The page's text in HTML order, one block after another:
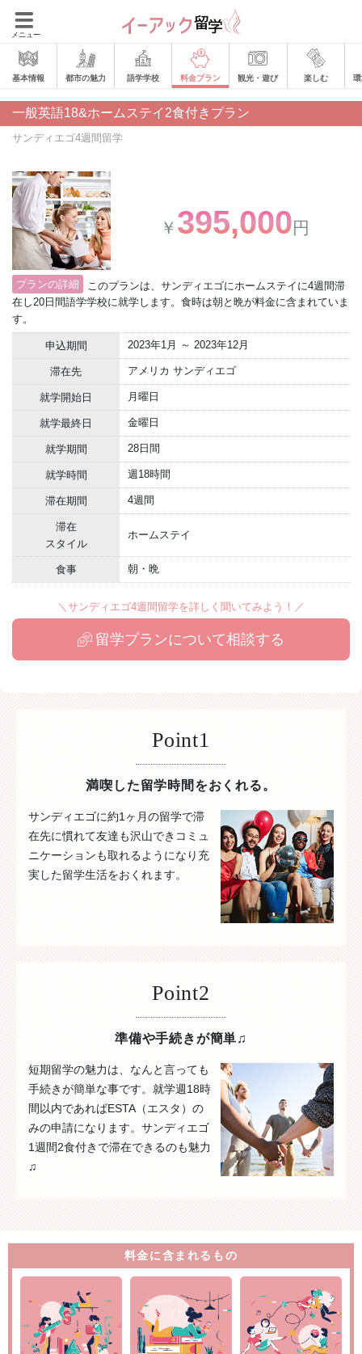
メニュー
基本情報 都市の魅力 語学学校 料金プラン 観光・遊び 楽しむ
一般英語18&ホームステイ2食付きプラン
サンディエゴ4週間留学
￥ 395,000円
プランの詳細
このプランは、サンディエゴにホームステイに4週間滞
在し20日間語学学校に就学します。食時は朝と晩が料金に含まれていま
す。
申込期間 2023年1月 ～ 2023年12月
滞在先 アメリカ サンディエゴ
就学開始日 月曜日
就学最終日 金曜日
就学期間 28日間
就学時間 週18時間
滞在期間 4週間
滞在
スタイル
ホームステイ
食事 朝・晩
＼サンディエゴ4週間留学を詳しく聞いてみよう！／
留学プランについて相談する
Point1
満喫した留学時間をおくれる。
サンディエゴに約1ヶ月の留学で滞
在先に慣れて友達も沢山できコミュ
ニケーションも取れるようになり充
実した留学生活をおくれます。
Point2
準備や手続きが簡単♫
短期留学の魅力は、なんと言っても
手続きが簡単な事です。就学週18時
間以内であればESTA（エスタ）の
みの申請になります。サンディエゴ
1週間2食付きで滞在できるのも魅力
♫
料金に含まれるもの